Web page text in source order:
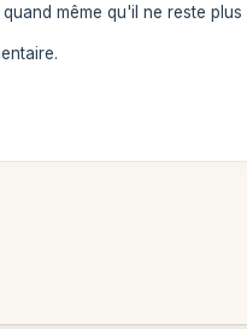
même qu'il ne reste